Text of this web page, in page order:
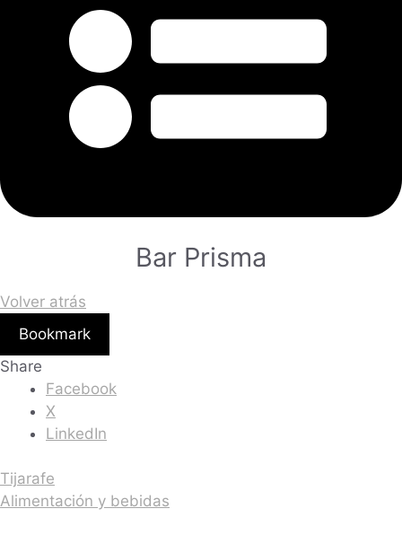
Bar Prisma
Volver atrás
Bookmark
Share
Facebook
X
LinkedIn
Tijarafe
Alimentación y bebidas